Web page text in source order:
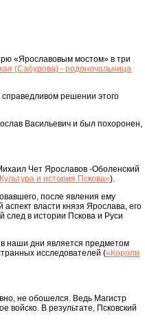
«Ярославовым мостом» в три
(Сабурова) - родоночальница
решении этого
Васильевич и был похоронен,
Чет Ярославов -Оболенский
и история Пскова»).
после явления ему
власти князя Ярослава, его
в истории Пскова и Руси
наши дни является предметом
исследователей («Короли
не обошелся. Ведь Магистр
войско. В результате, Псковский